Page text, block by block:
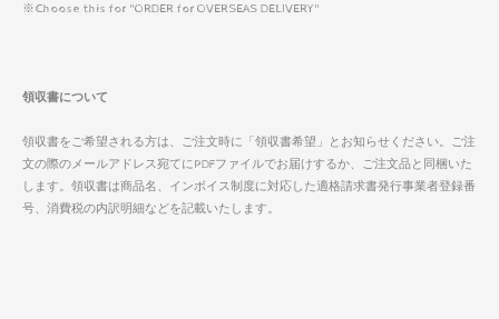
※Choose this for "ORDER for OVERSEAS DELIVERY"
領収書について
領収書をご希望される方は、ご注文時に「領収書希望」とお知らせください。ご注
文の際のメールアドレス宛てにPDFファイルでお届けするか、ご注文品と同梱いた
します。領収書は商品名、インボイス制度に対応した適格請求書発行事業者登録番
号、消費税の内訳明細などを記載いたします。